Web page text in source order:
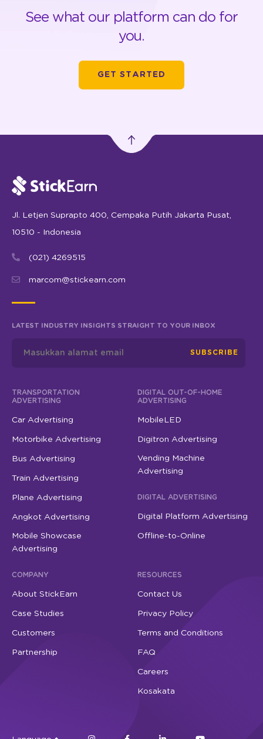
See what our platform can do for
you.
GET STARTED
Jl. Letjen Suprapto 400, Cempaka Putih Jakarta Pusat,
10510 - Indonesia
(021) 4269515
marcom@stickearn.com
LATEST INDUSTRY INSIGHTS STRAIGHT TO YOUR INBOX
SUBSCRIBE
TRANSPORTATION
ADVERTISING
Car Advertising
Motorbike Advertising
Bus Advertising
Train Advertising
Plane Advertising
Angkot Advertising
Mobile Showcase
Advertising
DIGITAL OUT-OF-HOME
ADVERTISING
MobileLED
Digitron Advertising
Vending Machine
Advertising
DIGITAL ADVERTISING
Digital Platform Advertising
Offline-to-Online
COMPANY
About StickEarn
Case Studies
Customers
Partnership
RESOURCES
Contact Us
Privacy Policy
Terms and Conditions
FAQ
Careers
Kosakata